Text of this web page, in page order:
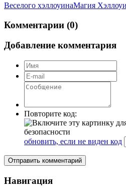
Веселого хэллоуинаМагия
Комментарии (0)
Добавление комментария
Повторите код:
обновить, если не виден код
Отправить комментарий
Навигация